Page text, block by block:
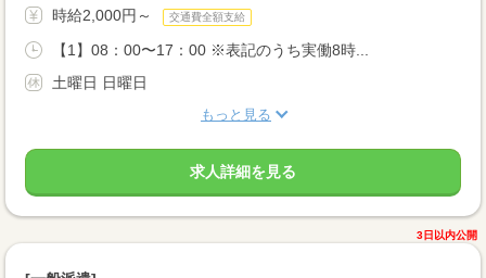
時給2,000円～ 交通費全額支給
【1】08：00〜17：00 ※表記のうち実働8時...
土曜日 日曜日
もっと見る
求人詳細を見る
3日以内公開